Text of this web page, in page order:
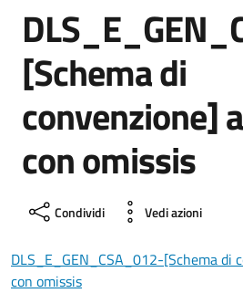
[Schema di
convenzione]
con omissis
Condividi Vedi azioni
DLS_E_GEN_CSA_012-[Schema di
con omissis